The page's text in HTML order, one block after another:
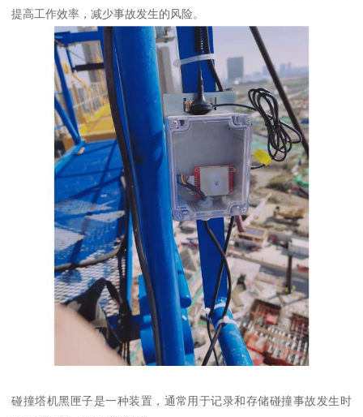
提高工作效率，减少事故发生的风险。
碰撞塔机黑匣子是一种装置，通常用于记录和存储碰撞事故发生时